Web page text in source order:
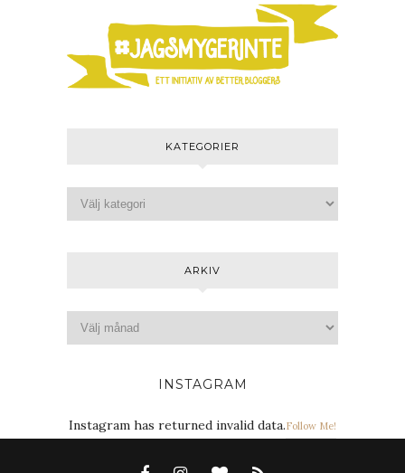
KATEGORIER
ARKIV
INSTAGRAM
Instagram has returned invalid data.Follow Me!